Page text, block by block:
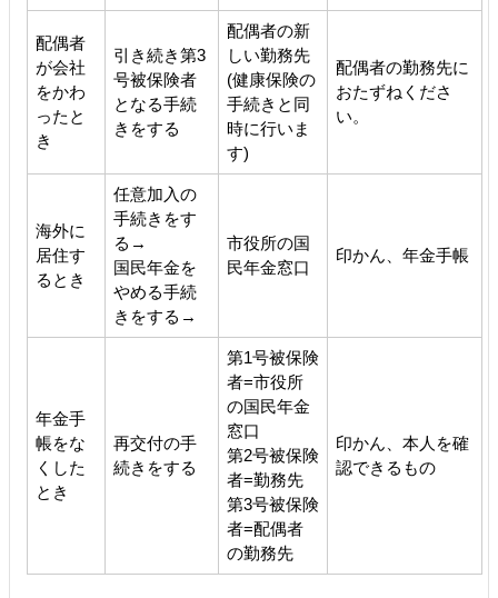
配偶者
が会社
をかわ
ったと
き
引き続き第3
号被保険者
となる手続
きをする
配偶者の新
しい勤務先
(健康保険の
手続きと同
時に行いま
す)
配偶者の勤務先に
おたずねくださ
い。
海外に
居住す
るとき
任意加入の
手続きをす
る→
国民年金を
やめる手続
きをする→
市役所の国
民年金窓口
印かん、年金手帳
年金手
帳をな
くした
とき
再交付の手
続きをする
第1号被保険
者=市役所
の国民年金
窓口
第2号被保険
者=勤務先
第3号被保険
者=配偶者
の勤務先
印かん、本人を確
認できるもの